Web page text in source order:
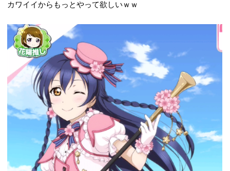
カワイイからもっとやって欲しいｗｗ